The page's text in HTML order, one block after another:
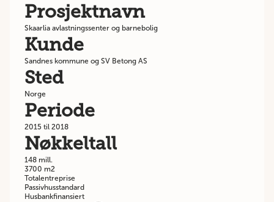
Prosjektnavn
Skaarlia avlastningssenter og barnebolig
Kunde
Sandnes kommune og SV Betong AS
Sted
Norge
Periode
2015 til 2018
Nøkkeltall
148 mill.
3700 m2
Totalentreprise
Passivhusstandard
Husbankfinansiert